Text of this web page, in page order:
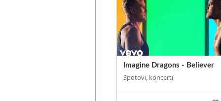
Imagine Dragons - Believer
Spotovi, koncerti